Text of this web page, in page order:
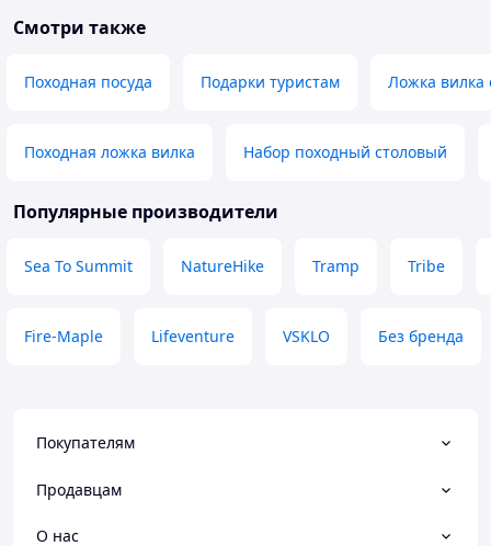
Смотри также
Походная посуда Подарки туристам Ложка вилка
Походная ложка вилка Набор походный столовый
Популярные производители
Sea To Summit NatureHike Tramp Tribe
Fire-Maple Lifeventure VSKLO Без бренда
Покупателям
Продавцам
О нас